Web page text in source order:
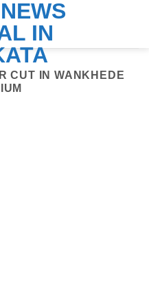
CUT IN WANKHEDE